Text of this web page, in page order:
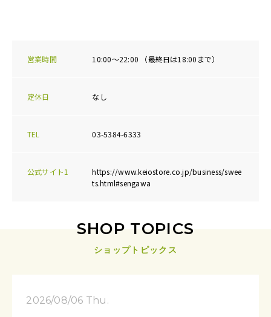
営業時間 10:00～22:00 （最終日は18:00まで）
定休日 なし
TEL 03-5384-6333
公式サイト1
https://www.keiostore.co.jp/business/swee
ts.html#sengawa
SHOP TOPICS
ショップトピックス
2026/08/06 Thu.